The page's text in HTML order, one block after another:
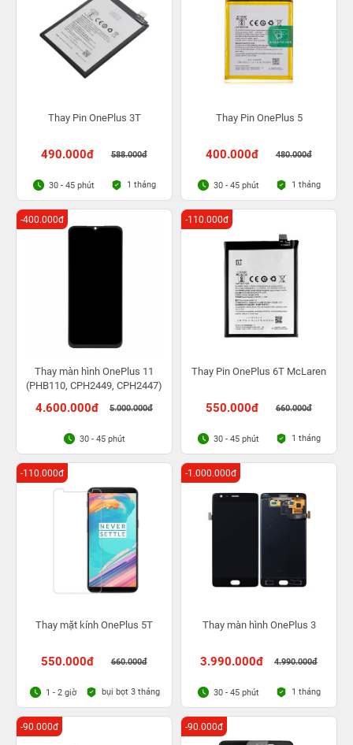
Thay Pin OnePlus 3T
490.000đ 588.000đ
30 - 45 phút 1 tháng
Thay Pin OnePlus 5
400.000đ 480.000đ
30 - 45 phút 1 tháng
Thay màn hình OnePlus 11
(PHB110, CPH2449, CPH2447)
4.600.000đ 5.000.000đ
-400.000đ
30 - 45 phút
Thay Pin OnePlus 6T McLaren
550.000đ 660.000đ
-110.000đ
30 - 45 phút 1 tháng
Thay mặt kính OnePlus 5T
550.000đ 660.000đ
-110.000đ
1 - 2 giờ bụi bọt 3 tháng
Thay màn hình OnePlus 3
3.990.000đ 4.990.000đ
-1.000.000đ
30 - 45 phút 1 tháng
-90.000đ -90.000đ